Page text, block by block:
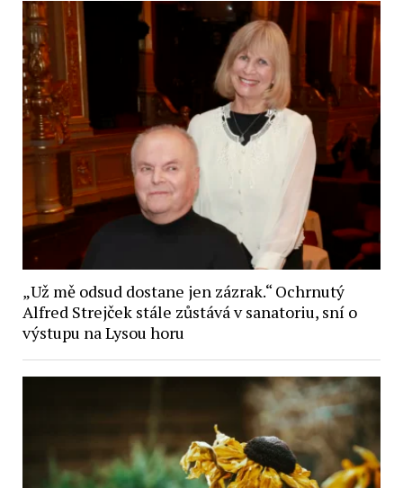
„Už mě odsud dostane jen zázrak.“ Ochrnutý
Alfred Strejček stále zůstává v sanatoriu, sní o
výstupu na Lysou horu